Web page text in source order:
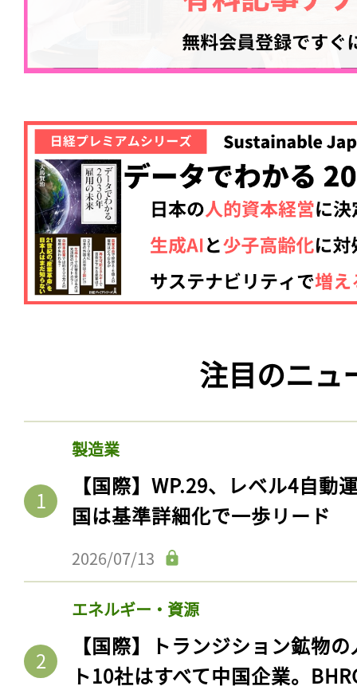
注目のニュ
製造業
【国際】WP.29、レベル4自動
国は基準詳細化で一歩リード
2026/07/13
エネルギー・資源
【国際】トランジション鉱物
ト10社はすべて中国企業。